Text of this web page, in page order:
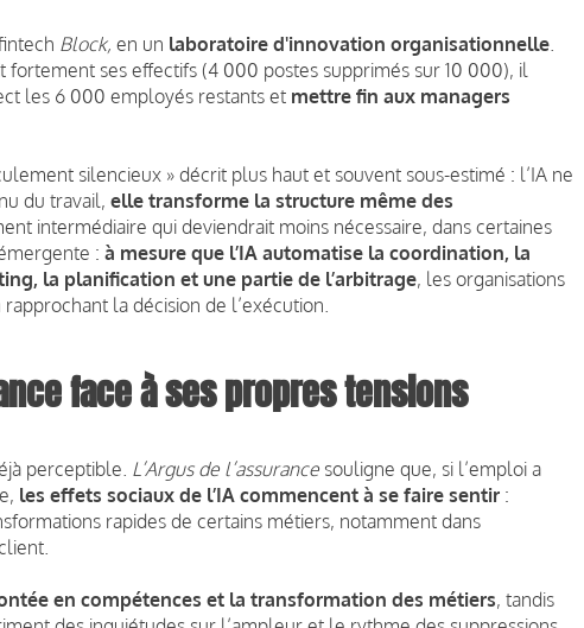
Block, en un laboratoire d'innovation organisationnelle
ses effectifs (4 000 postes supprimés sur 10 000), il
les 6 000 employés restants et mettre fin aux managers
silencieux » décrit plus haut et souvent sous-estimé : l’IA ne
du travail, elle transforme la structure même des
intermédiaire qui deviendrait moins nécessaire, dans certaines
: à mesure que l’IA automatise la coordination, la
la planification et une partie de l’arbitrage, les organisations
rapprochant la décision de l’exécution.
face à ses propres tensions
perceptible. L’Argus de l’assurance souligne que, si l’emploi a
les effets sociaux de l’IA commencent à se faire sentir :
rapides de certains métiers, notamment dans
en compétences et la transformation des métiers, tandis